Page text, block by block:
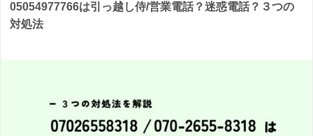
05054977766は引っ越し侍/営業電話？迷惑電話？３つの
対処法